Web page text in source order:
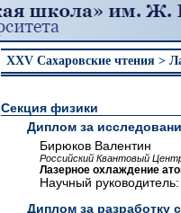
XXV Сахаровские чтения >
Секция физики
Диплом за
Бирюков Валентин
Российский Квантовый
Лазерное охлаждение
Научный
Диплом за разработку